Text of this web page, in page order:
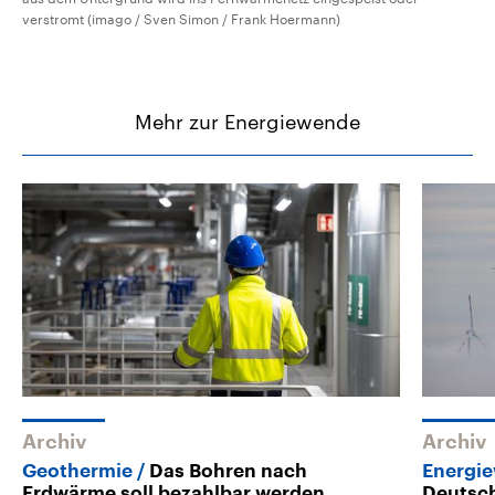
verstromt (imago / Sven Simon / Frank Hoermann)
Mehr zur Energiewende
Archiv
Geothermie
Das Bohren nach
Archiv